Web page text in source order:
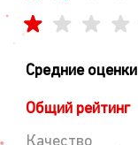
Средние оценки
Общий рейтинг